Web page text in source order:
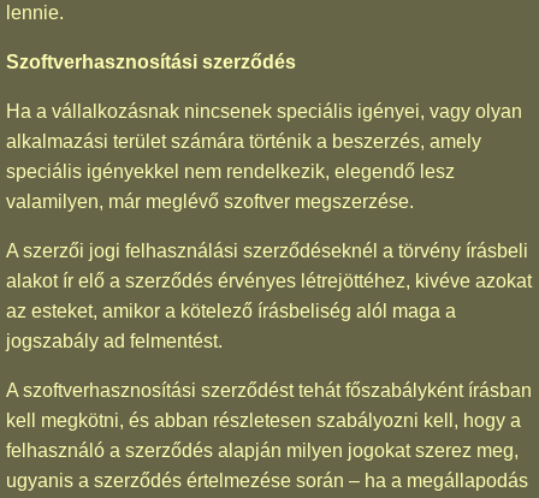
lennie.
Szoftverhasznosítási szerződés
Ha a vállalkozásnak nincsenek speciális igényei, vagy olyan
alkalmazási terület számára történik a beszerzés, amely
speciális igényekkel nem rendelkezik, elegendő lesz
valamilyen, már meglévő szoftver megszerzése.
A szerzői jogi felhasználási szerződéseknél a törvény írásbeli
alakot ír elő a szerződés érvényes létrejöttéhez, kivéve azokat
az esteket, amikor a kötelező írásbeliség alól maga a
jogszabály ad felmentést.
A szoftverhasznosítási szerződést tehát főszabályként írásban
kell megkötni, és abban részletesen szabályozni kell, hogy a
felhasználó a szerződés alapján milyen jogokat szerez meg,
ugyanis a szerződés értelmezése során – ha a megállapodás